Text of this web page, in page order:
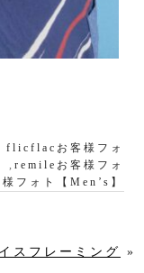
flicflacお客様フォ
,remileお客様フォ
フォト【Men’s】
スフレーミング
»